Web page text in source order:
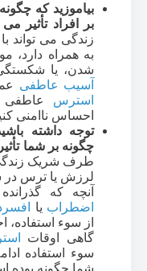
بیاموزید که
بر افراد تأثیر
زندگی می تواند
به همراه دارد،
شدن، یا
آسیب عاطفی
استرس
احساس ناامنی
توجه داشته
چگونه بر شما
طرف شریک
لرزش یا ترس در
آنچه که
اضطراب یا
از سوء
گاهی اوقات
سوء استفاده
شما چگونه بوده